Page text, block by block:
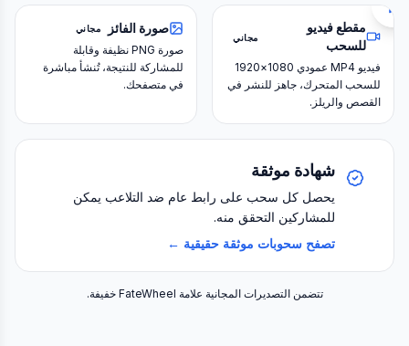
مقطع فيديو
للسحب
مجاني
فيديو MP4 عمودي 1080×1920
للسحب المتحرك، جاهز للنشر في
القصص والريلز.
صورة الفائز مجاني
صورة PNG نظيفة وقابلة
للمشاركة للنتيجة، تُنشأ مباشرة
في متصفحك.
شهادة موثقة
يحصل كل سحب على رابط عام ضد التلاعب يمكن
للمشاركين التحقق منه.
تصفح سحوبات موثقة حقيقية ←
تتضمن التصديرات المجانية علامة FateWheel خفيفة.